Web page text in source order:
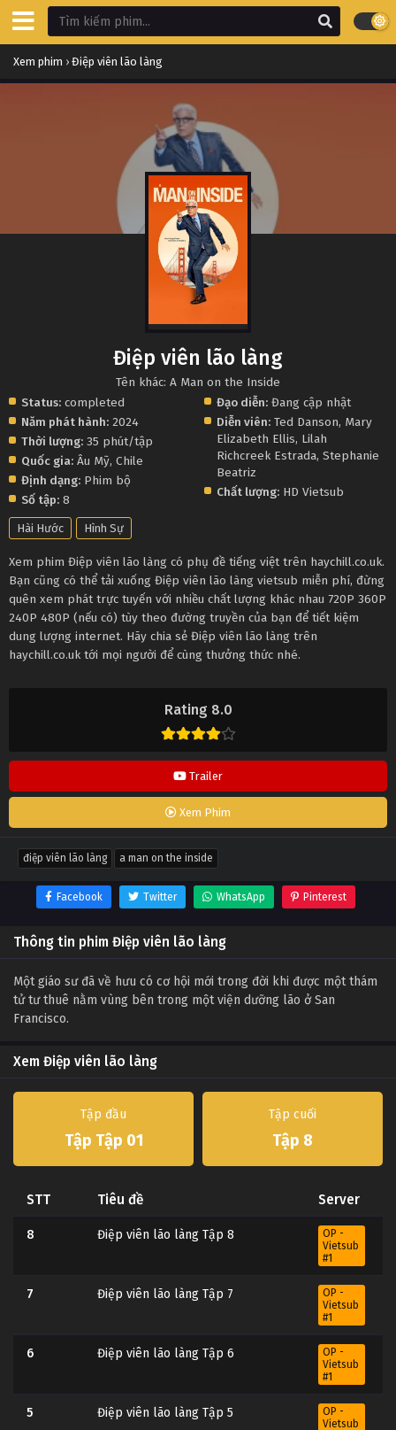
Xem phim › Điệp viên lão làng
Rating 8.0
Trailer
Xem Phim
Điệp viên lão làng
Tên khác: A Man on the Inside
Status: completed
Năm phát hành: 2024
Thời lượng: 35 phút/tập
Quốc gia: Âu Mỹ, Chile
Định dạng: Phim bộ
Số tập: 8
Đạo diễn: Đang cập nhật
Diễn viên: Ted Danson, Mary
Elizabeth Ellis, Lilah
Richcreek Estrada,Stephanie
Beatriz
Chất lượng: HD Vietsub
Hài Hước Hình Sự
Xem phim Điệp viên lão làng có phụ đề tiếng việt trên haychill.co.uk.
Bạn cũng có thể tải xuống Điệp viên lão làng vietsub miễn phí, đừng
quên xem phát trực tuyến với nhiều chất lượng khác nhau 720P 360P
240P 480P (nếu có) tùy theo đường truyền của bạn để tiết kiệm
dung lượng internet. Hãy chia sẻ Điệp viên lão làng trên
haychill.co.uk tới mọi người để cùng thưởng thức nhé.
điệp viên lão làng a man on the inside
Facebook Twitter WhatsApp Pinterest
Thông tin phim Điệp viên lão làng
Một giáo sư đã về hưu có cơ hội mới trong đời khi được một thám
tử tư thuê nằm vùng bên trong một viện dưỡng lão ở San
Francisco.
Xem Điệp viên lão làng
Tập đầu
Tập Tập 01
Tập cuối
Tập 8
STT Tiêu đề Server
8 Điệp viên lão làng Tập 8
OP -
Vietsub
#1
7 Điệp viên lão làng Tập 7
OP -
Vietsub
#1
6 Điệp viên lão làng Tập 6
OP -
Vietsub
#1
5 Điệp viên lão làng Tập 5
OP -
Vietsub